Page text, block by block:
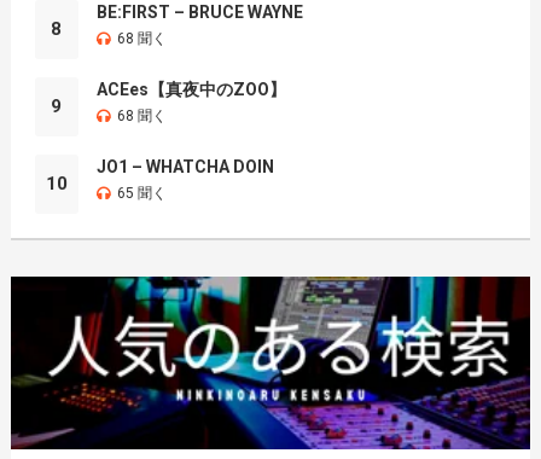
8
BE:FIRST – BRUCE WAYNE
68 聞く
9
ACEes【真夜中のZOO】
68 聞く
10
JO1 – WHATCHA DOIN
65 聞く